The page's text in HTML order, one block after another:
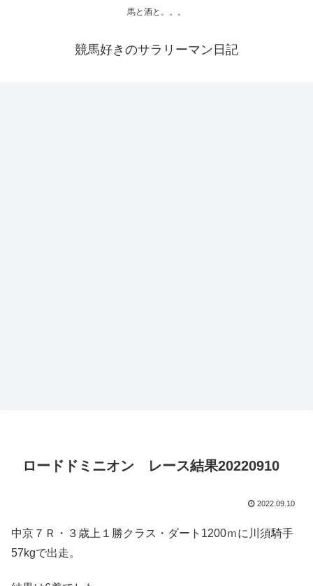
馬と酒と。。。
競馬好きのサラリーマン日記
ロードドミニオン レース結果20220910
2022.09.10
中京７Ｒ・３歳上１勝クラス・ダート1200ｍに川須騎手
57kgで出走。